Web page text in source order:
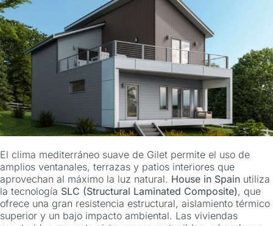
El clima mediterráneo suave de Gilet permite el uso de
amplios ventanales, terrazas y patios interiores que
aprovechan al máximo la luz natural. House in Spain utiliza
la tecnología SLC (Structural Laminated Composite), que
ofrece una gran resistencia estructural, aislamiento térmico
superior y un bajo impacto ambiental. Las viviendas